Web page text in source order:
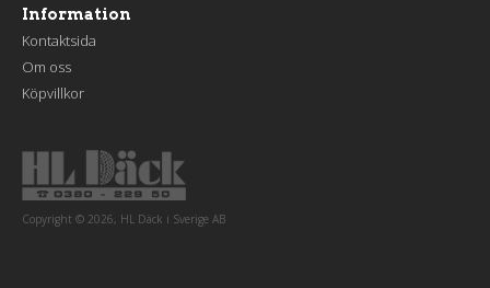
Information
Kontaktsida
Om oss
Köpvillkor
Copyright © 2026, HL Däck i Sverige AB